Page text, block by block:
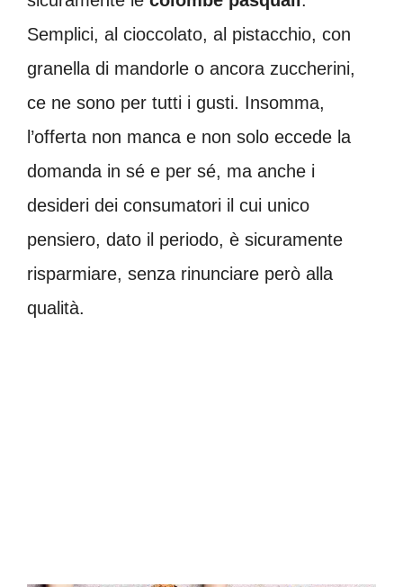
Semplici, al cioccolato, al pistacchio, con
granella di mandorle o ancora zuccherini,
ce ne sono per tutti i gusti. Insomma,
l’offerta non manca e non solo eccede la
domanda in sé e per sé, ma anche i
desideri dei consumatori il cui unico
pensiero, dato il periodo, è sicuramente
risparmiare, senza rinunciare però alla
qualità.